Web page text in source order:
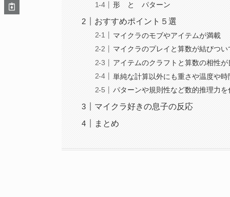
形 と パターン
おすすめポイント５選
マイクラのモブやアイテムが満載
マイクラのプレイと算数が結びつい
アイテムのクラフトと算数の相性が
単純な計算以外にも重さや温度や
パターンや規則性など数的推理力
マイクラ好きの息子の反応
まとめ